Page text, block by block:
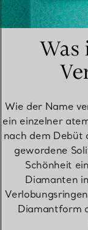
Wie der Name
ein einzelner
nach dem
gewordene
Schönheit
Diamanten
Diamantform